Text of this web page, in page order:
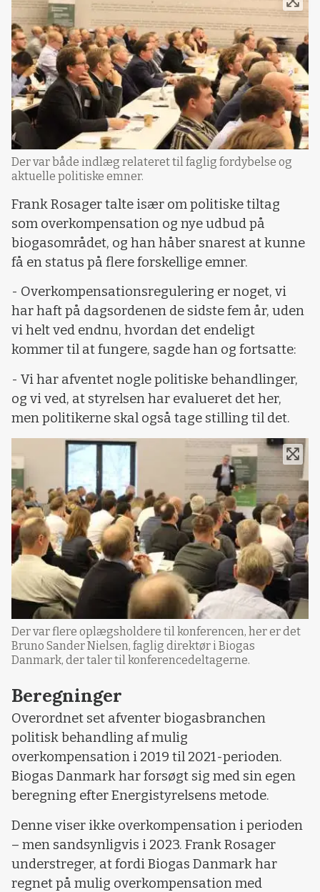
Der var både indlæg relateret til faglig fordybelse og
aktuelle politiske emner.
Frank Rosager talte især om politiske tiltag
som overkompensation og nye udbud på
biogasområdet, og han håber snarest at kunne
få en status på flere forskellige emner.
- Overkompensationsregulering er noget, vi
har haft på dagsordenen de sidste fem år, uden
vi helt ved endnu, hvordan det endeligt
kommer til at fungere, sagde han og fortsatte:
- Vi har afventet nogle politiske behandlinger,
og vi ved, at styrelsen har evalueret det her,
men politikerne skal også tage stilling til det.
Der var flere oplægsholdere til konferencen, her er det
Bruno Sander Nielsen, faglig direktør i Biogas
Danmark, der taler til konferencedeltagerne.
Beregninger
Overordnet set afventer biogasbranchen
politisk behandling af mulig
overkompensation i 2019 til 2021-perioden.
Biogas Danmark har forsøgt sig med sin egen
beregning efter Energistyrelsens metode.
Denne viser ikke overkompensation i perioden
– men sandsynligvis i 2023. Frank Rosager
understreger, at fordi Biogas Danmark har
regnet på mulig overkompensation med